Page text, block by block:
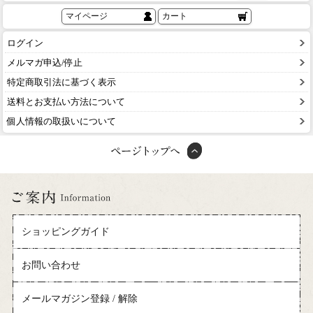
マイページ カート
ログイン
メルマガ申込/停止
特定商取引法に基づく表示
送料とお支払い方法について
個人情報の取扱いについて
ショッピングガイド
お問い合わせ
メールマガジン登録 / 解除